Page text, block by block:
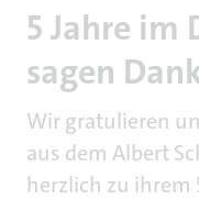
5 Jahre im
sagen
Wir gratulieren
aus dem Albert
herzlich zu ihrem